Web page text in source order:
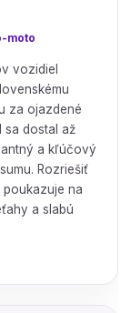
moto
vozidiel
za ojazdené
sa dostal až
a kľúčový
Rozriešiť
na
a slabú